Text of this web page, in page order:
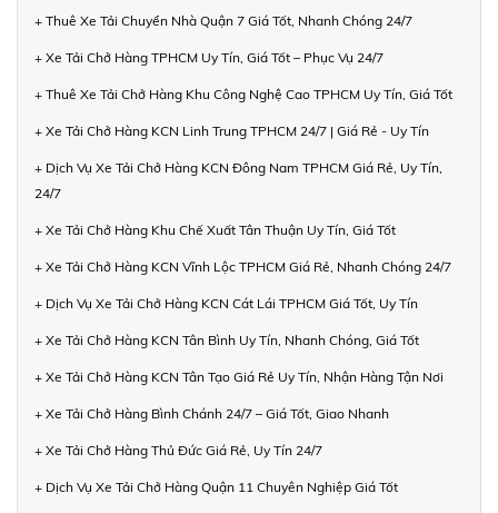
+ Thuê Xe Tải Chuyển Nhà Quận 7 Giá Tốt, Nhanh Chóng 24/7
+ Xe Tải Chở Hàng TPHCM Uy Tín, Giá Tốt – Phục Vụ 24/7
+ Thuê Xe Tải Chở Hàng Khu Công Nghệ Cao TPHCM Uy Tín, Giá Tốt
+ Xe Tải Chở Hàng KCN Linh Trung TPHCM 24/7 | Giá Rẻ - Uy Tín
+ Dịch Vụ Xe Tải Chở Hàng KCN Đông Nam TPHCM Giá Rẻ, Uy Tín,
24/7
+ Xe Tải Chở Hàng Khu Chế Xuất Tân Thuận Uy Tín, Giá Tốt
+ Xe Tải Chở Hàng KCN Vĩnh Lộc TPHCM Giá Rẻ, Nhanh Chóng 24/7
+ Dịch Vụ Xe Tải Chở Hàng KCN Cát Lái TPHCM Giá Tốt, Uy Tín
+ Xe Tải Chở Hàng KCN Tân Bình Uy Tín, Nhanh Chóng, Giá Tốt
+ Xe Tải Chở Hàng KCN Tân Tạo Giá Rẻ Uy Tín, Nhận Hàng Tận Nơi
+ Xe Tải Chở Hàng Bình Chánh 24/7 – Giá Tốt, Giao Nhanh
+ Xe Tải Chở Hàng Thủ Đức Giá Rẻ, Uy Tín 24/7
+ Dịch Vụ Xe Tải Chở Hàng Quận 11 Chuyên Nghiệp Giá Tốt